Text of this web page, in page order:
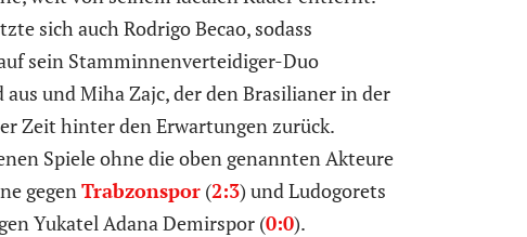
sich auch Rodrigo Becao, sodass
sein Stamminnenverteidiger-Duo
und Miha Zajc, der den Brasilianer in der
Zeit hinter den Erwartungen zurück.
Spiele ohne die oben genannten Akteure
gegen Trabzonspor (2:3) und Ludogorets
Yukatel Adana Demirspor (0:0).